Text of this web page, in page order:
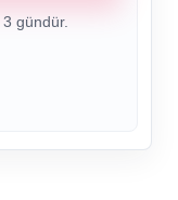
3 gündür.